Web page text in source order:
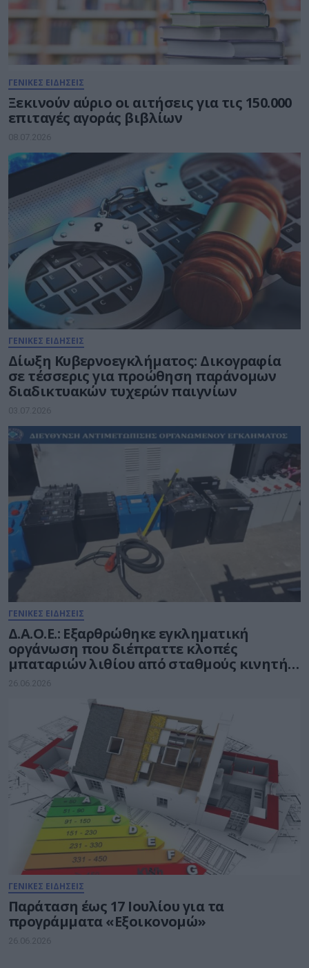
ΓΕΝΙΚΕΣ ΕΙΔΗΣΕΙΣ
Ξεκινούν αύριο οι αιτήσεις για τις 150.000
επιταγές αγοράς βιβλίων
08.07.2026
ΓΕΝΙΚΕΣ ΕΙΔΗΣΕΙΣ
Δίωξη Κυβερνοεγκλήματος: Δικογραφία
σε τέσσερις για προώθηση παράνομων
διαδικτυακών τυχερών παιγνίων
03.07.2026
ΓΕΝΙΚΕΣ ΕΙΔΗΣΕΙΣ
Δ.Α.Ο.Ε.: Εξαρθρώθηκε εγκληματική
οργάνωση που διέπραττε κλοπές
μπαταριών λιθίου από σταθμούς κινητής
τηλεφωνίας
26.06.2026
ΓΕΝΙΚΕΣ ΕΙΔΗΣΕΙΣ
Παράταση έως 17 Ιουλίου για τα
προγράμματα «Εξοικονομώ»
26.06.2026